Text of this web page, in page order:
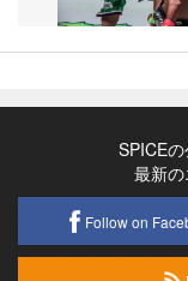
SPICE
最新
Follow on